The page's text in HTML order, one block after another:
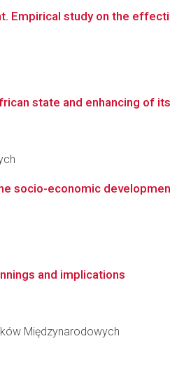
Empirical study on the
state and enhancing of
socio-economic
and implications
Międzynarodowych